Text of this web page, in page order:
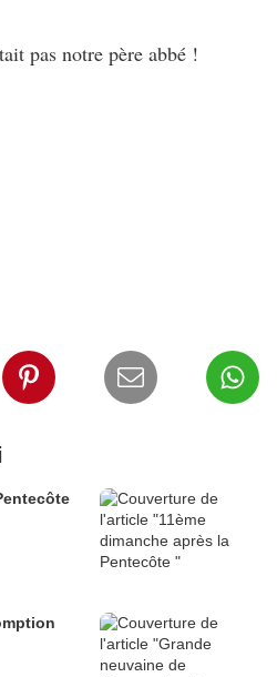
pas notre père abbé !